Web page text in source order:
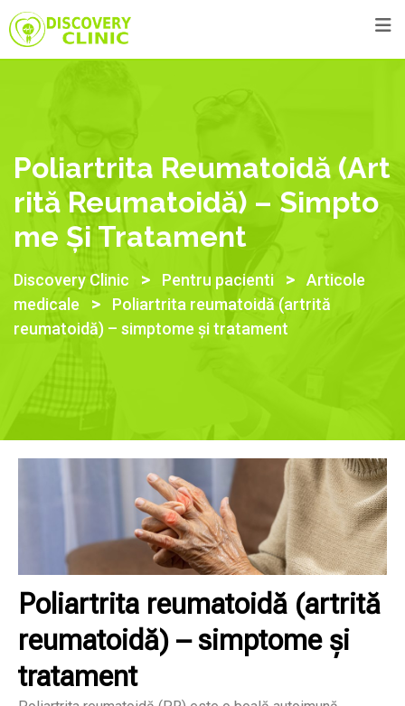
Poliartrita Reumatoidă (art
Rită Reumatoidă) – Simpto
Me Și Tratament
Discovery Clinic > Pentru pacienti >
Articole
medicale
>
Poliartrita reumatoidă (artrită
reumatoidă) – simptome și tratament
Poliartrita reumatoidă (artrită
reumatoidă) – simptome și
tratament